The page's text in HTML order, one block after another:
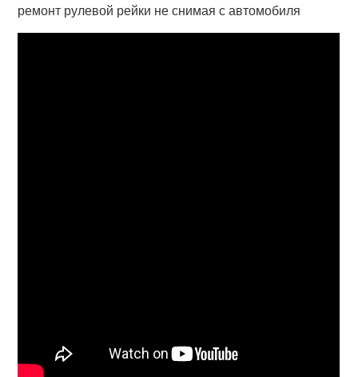
ремонт рулевой рейки не снимая с автомобиля